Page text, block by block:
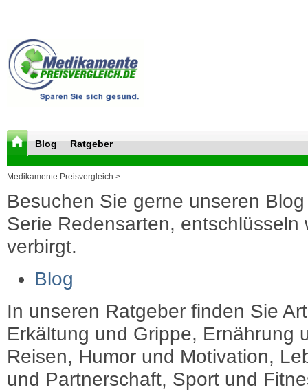
Blog Ratgeber
Medikamente Preisvergleich >
Besuchen Sie gerne unseren
Serie Redensarten, entschlüsseln
verbirgt.
Blog
In unseren Ratgeber finden Sie
Erkältung und Grippe, Ernährung
Reisen, Humor und Motivation,
und Partnerschaft, Sport und